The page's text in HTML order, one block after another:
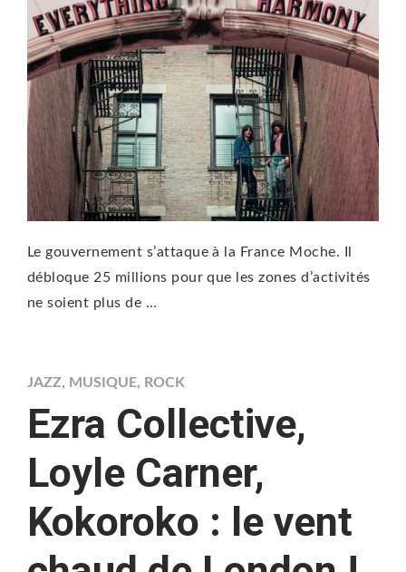
Le gouvernement s’attaque à la France Moche. Il
débloque 25 millions pour que les zones d’activités
ne soient plus de …
JAZZ, MUSIQUE, ROCK
Ezra Collective,
Loyle Carner,
Kokoroko : le vent